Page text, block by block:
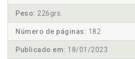
Peso: 226grs.
Número de páginas: 182
Publicado em: 18/01/2023